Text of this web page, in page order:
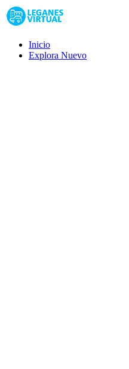
Inicio
Explora Nuevo